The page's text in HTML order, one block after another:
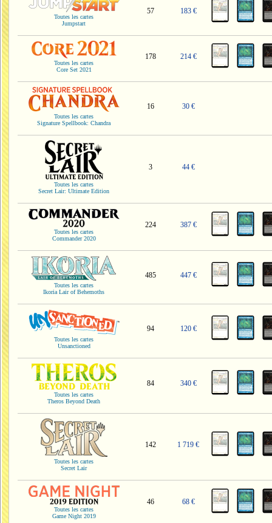
Toutes les cartes
Jumpstart
57 183 €
Toutes les cartes
Core Set 2021
178 214 €
Toutes les cartes
Signature Spellbook: Chandra
16 30 €
Toutes les cartes
Secret Lair: Ultimate Edition
3 44 €
Toutes les cartes
Commander 2020
224 387 €
Toutes les cartes
Ikoria Lair of Behemoths
485 447 €
Toutes les cartes
Unsanctioned
94 120 €
Toutes les cartes
Theros Beyond Death
84 340 €
Toutes les cartes
Secret Lair
142 1 719 €
Toutes les cartes
Game Night 2019
46 68 €